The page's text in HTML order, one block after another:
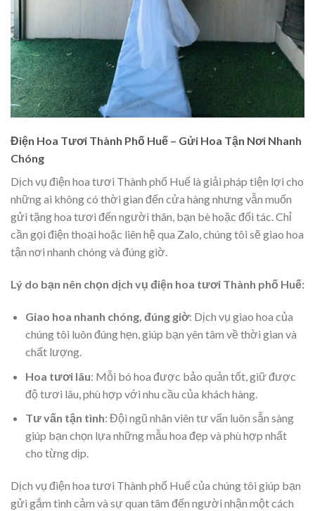
Điện Hoa Tươi Thành Phố Huế – Gửi Hoa Tận Nơi Nhanh
Chóng
Dịch vụ điện hoa tươi Thành phố Huế là giải pháp tiện lợi cho
những ai không có thời gian đến cửa hàng nhưng vẫn muốn
gửi tặng hoa tươi đến người thân, bạn bè hoặc đối tác. Chỉ
cần gọi điện thoại hoặc liên hệ qua Zalo, chúng tôi sẽ giao hoa
tận nơi nhanh chóng và đúng giờ.
Lý do bạn nên chọn dịch vụ điện hoa tươi Thành phố Huế:
Giao hoa nhanh chóng, đúng giờ: Dịch vụ giao hoa của
chúng tôi luôn đúng hẹn, giúp bạn yên tâm về thời gian và
chất lượng.
Hoa tươi lâu: Mỗi bó hoa được bảo quản tốt, giữ được
độ tươi lâu, phù hợp với nhu cầu của khách hàng.
Tư vấn tận tình: Đội ngũ nhân viên tư vấn luôn sẵn sàng
giúp bạn chọn lựa những mẫu hoa đẹp và phù hợp nhất
cho từng dịp.
Dịch vụ điện hoa tươi Thành phố Huế của chúng tôi giúp bạn
gửi gắm tình cảm và sự quan tâm đến người nhận một cách